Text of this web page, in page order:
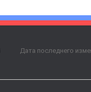
Дата последнего